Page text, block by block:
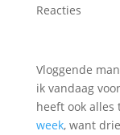
Reacties
Vloggende
ik vandaag
heeft ook alles
week, want